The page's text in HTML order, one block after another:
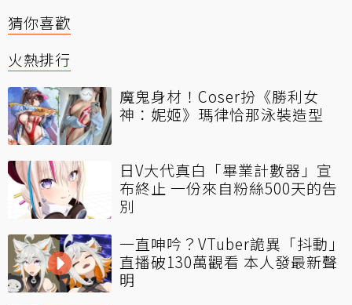
猜你喜歡
火熱排行
魔鬼身材！Coser扮《勝利女
神：妮姬》瑪律恰那泳裝造型
日V大代真白「畢業計數器」宣
布終止 一份來自粉絲500天的告
別
一直呻吟？VTuber詭異「抖動」
直播破130萬觀看 本人發最新聲
明